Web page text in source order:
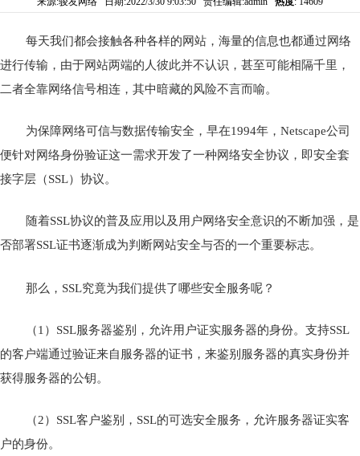
每天我们都会接触各种各样的网站，海量的信息也都通过网络
进行传输，由于网站两端的人彼此并不认识，甚至可能相隔千里，
二者全靠网络信号相连，其中暗藏的风险不言而喻。
为保障网络可信与数据传输安全，早在1994年，Netscape公司
便针对网络身份验证这一需求开发了一种网络安全协议，即安全套
接字层（SSL）协议。
随着SSL协议的普及应用以及用户网络安全意识的不断加强，是
否部署SSL证书逐渐成为判断网站安全与否的一个重要标志。
那么，SSL究竟为我们提供了哪些安全服务呢？
（1）SSL服务器鉴别，允许用户证实服务器的身份。支持SSL
的客户端通过验证来自服务器的证书，来鉴别服务器的真实身份并
获得服务器的公钥。
（2）SSL客户鉴别，SSL的可选安全服务，允许服务器证实客
户的身份。